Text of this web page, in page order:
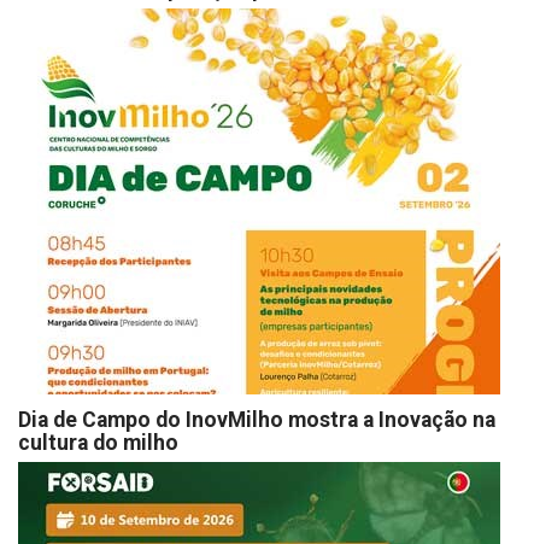
Dia de Campo do InovMilho mostra a Inovação na
cultura do milho